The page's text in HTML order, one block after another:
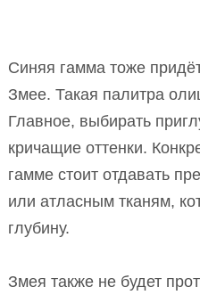
Синяя гамма тоже
Змее. Такая палитра
Главное, выбирать
кричащие оттенки.
гамме стоит отдавать
или атласным тканям,
глубину.
Змея также не будет